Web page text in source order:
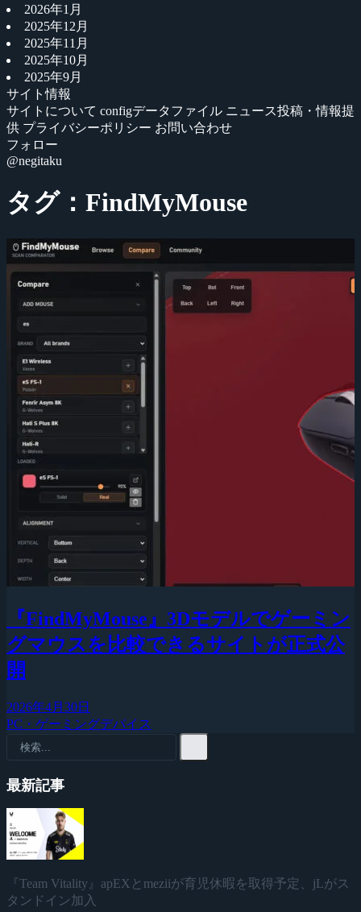
2026年1月
2025年12月
2025年11月
2025年10月
2025年9月
サイト情報
サイトについて configデータファイル ニュース投稿・情報提
供 プライバシーポリシー お問い合わせ
フォロー
@negitaku
タグ：FindMyMouse
『FindMyMouse』3Dモデルでゲーミン
グマウスを比較できるサイトが正式公
開
2026年4月30日
PC・ゲーミングデバイス
最新記事
『Team Vitality』apEXとmeziiが育児休暇を取得予定、jLがス
タンドイン加入